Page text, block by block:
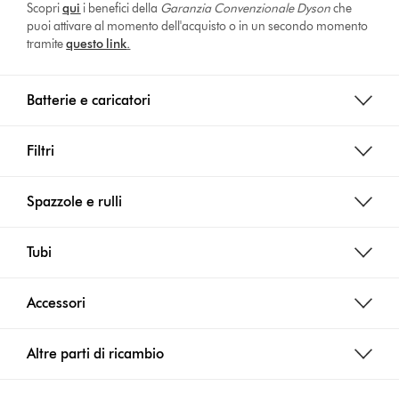
Scopriqui i benefici della Garanzia Convenzionale Dysonche
puoi attivare al momento dell'acquisto o in un secondo momento
tramitequesto link.
Batterie e caricatori
Filtri
Spazzole e rulli
Tubi
Accessori
Altre parti di ricambio